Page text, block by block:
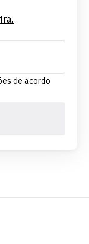
de acordo